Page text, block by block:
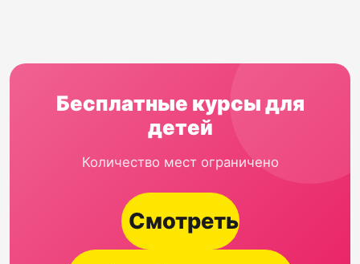
Бесплатные курсы для
детей
Количество мест ограничено
Смотреть